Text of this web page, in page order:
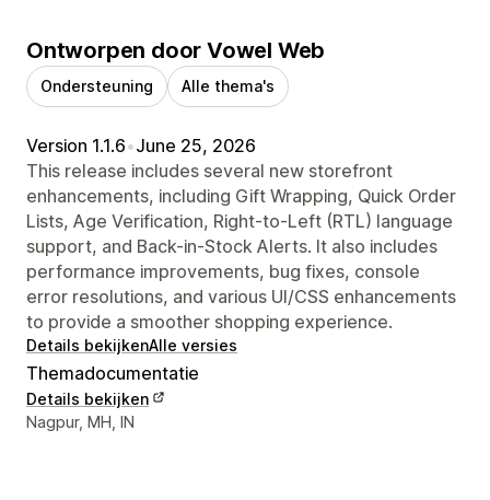
Ontworpen door Vowel Web
Ondersteuning Alle thema's
Version 1.1.6•June 25, 2026
This release includes several new storefront
enhancements, including Gift Wrapping, Quick Order
Lists, Age Verification, Right-to-Left (RTL) language
support, and Back-in-Stock Alerts. It also includes
performance improvements, bug fixes, console
error resolutions, and various UI/CSS enhancements
to provide a smoother shopping experience.
Details bekijkenAlle versies
Themadocumentatie
Details bekijken
Contactgegevens ontwerper
Nagpur, MH, IN